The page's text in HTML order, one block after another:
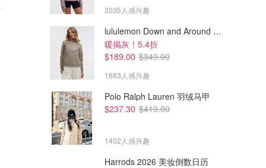
2035人感兴趣
lululemon Down and Around 羽绒夹克
暖揭灰！5.4折
$189.00 $349.00
1683人感兴趣
Polo Ralph Lauren 羽绒马甲
$237.30 $419.00
1402人感兴趣
Harrods 2026 美妆倒数日历